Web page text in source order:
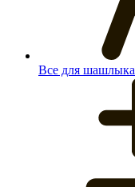
Все для шашлыка